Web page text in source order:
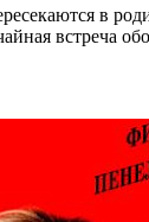
в
встреча